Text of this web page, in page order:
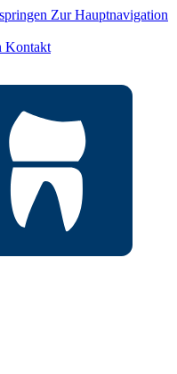
Zur Hauptnavigation
Kontakt